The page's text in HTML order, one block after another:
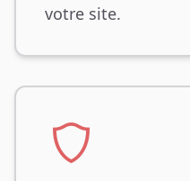
votre site.